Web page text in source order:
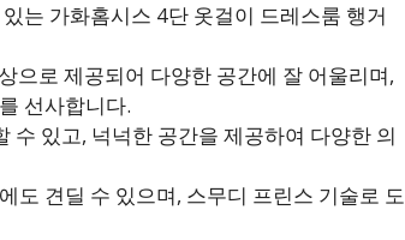
는 가화홈시스 4단 옷걸이 드레스룸 행거
으로 제공되어 다양한 공간에 잘 어울리며,
선사합니다.
수 있고, 넉넉한 공간을 제공하여 다양한 의
도 견딜 수 있으며, 스무디 프린스 기술로 도